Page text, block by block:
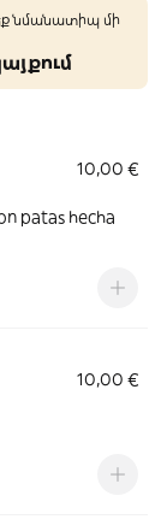
նմանատիպ մի
10,00 €
patas hecha
10,00 €